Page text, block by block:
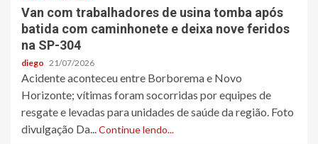
Van com trabalhadores de usina tomba após
batida com caminhonete e deixa nove feridos
na SP-304
diego 21/07/2026
Acidente aconteceu entre Borborema e Novo
Horizonte; vítimas foram socorridas por equipes de
resgate e levadas para unidades de saúde da região. Foto
divulgação Da...Continue lendo...